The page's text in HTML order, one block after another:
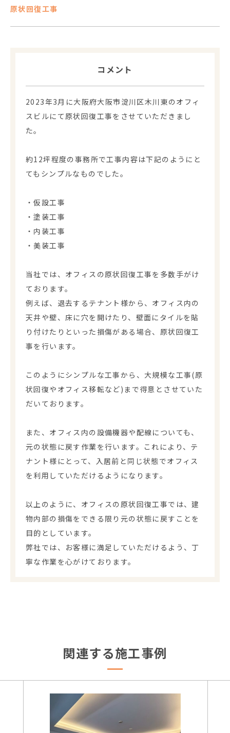
原状回復工事
コメント
2023年3月に大阪府大阪市淀川区木川東のオフィ
スビルにて原状回復工事をさせていただきまし
た。
約12坪程度の事務所で工事内容は下記のようにと
てもシンプルなものでした。
・仮設工事
・塗装工事
・内装工事
・美装工事
当社では、オフィスの原状回復工事を多数手がけ
ております。
例えば、退去するテナント様から、オフィス内の
天井や壁、床に穴を開けたり、壁面にタイルを貼
り付けたりといった損傷がある場合、原状回復工
事を行います。
このようにシンプルな工事から、大規模な工事(原
状回復やオフィス移転など)まで得意とさせていた
だいております。
また、オフィス内の設備機器や配線についても、
元の状態に戻す作業を行います。これにより、テ
ナント様にとって、入居前と同じ状態でオフィス
を利用していただけるようになります。
以上のように、オフィスの原状回復工事では、建
物内部の損傷をできる限り元の状態に戻すことを
目的としています。
弊社では、お客様に満足していただけるよう、丁
寧な作業を心がけております。
関連する施工事例